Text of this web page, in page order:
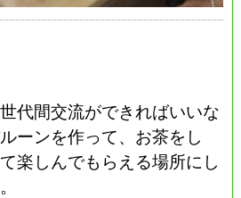
代間交流ができればいいな
ーンを作って、お茶をし
楽しんでもらえる場所にし